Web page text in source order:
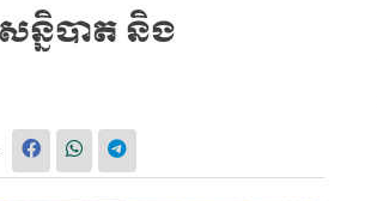
សន្និបាត និង